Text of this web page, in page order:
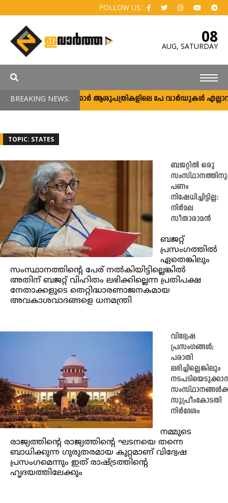
FOLLOW US:
08
AUG, SATURDAY
BREAKING NEWS:സർക്കാർ ആശുപത്രികളിലെ പേ വാർഡുകൾ
TOPIC: STATES
ബജറ്റിൽ ഒരു
പണം
നിഷേധിച്ചിട്ടില്ല:
നിർമല
സീതാരാമൻ
ബജറ്റ്
പ്രസംഗത്തിൽ
ഏതെങ്കിലും
സംസ്ഥാനത്തിൻ്റെ പേര് നൽകിയിട്ടില്ലെങ്കിൽ
അതിന് ബജറ്റ് വിഹിതം ലഭിക്കില്ലെന്ന പ്രതിപക്ഷ
നേതാക്കളുടെ തെറ്റിദ്ധാരണാജനകമായ
അവകാശവാദങ്ങളെ ധനമന്ത്രി
വിദ്വേഷ
പ്രസംഗങ്ങൾ;
പരാതി
ലഭിച്ചില്ലെങ്കിലും
സുപ്രീംകോടതി
നിർദേശം
നമ്മുടെ
രാജ്യത്തിന്റെ രാജ്യത്തിന്റെ ഘടനയെ തന്നെ
ബാധിക്കുന്ന ഗുരുതരമായ കുറ്റമാണ് വിദ്വേഷ
പ്രസംഗമെന്നും ഇത് രാഷ്ട്രത്തിന്റെ
ഹൃദയത്തിലേക്കും